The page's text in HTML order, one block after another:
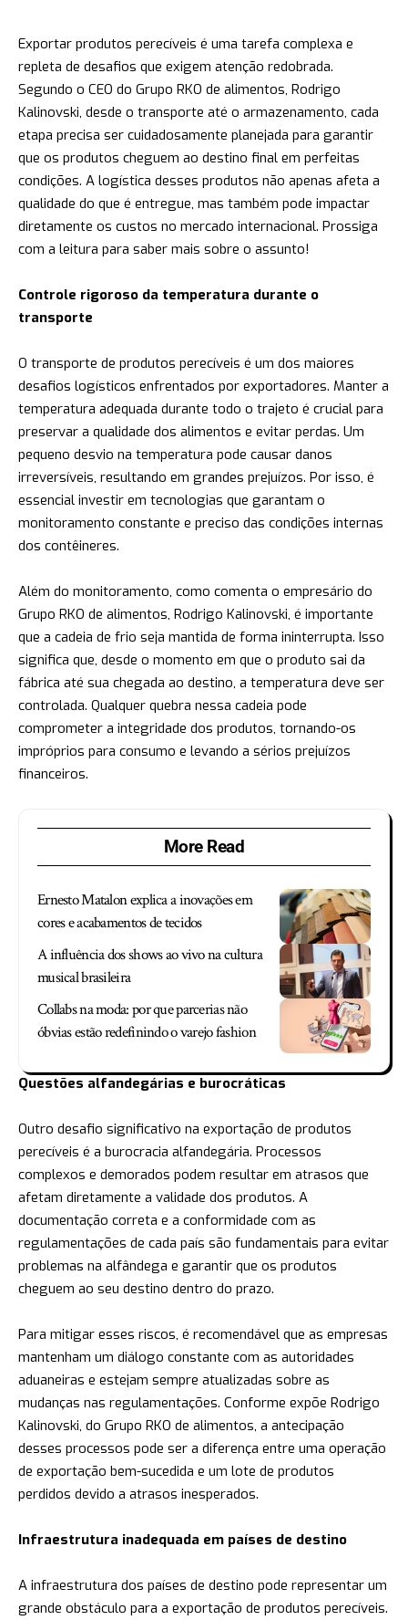
Exportar produtos perecíveis é uma tarefa complexa e
repleta de desafios que exigem atenção redobrada.
Segundo o CEO do Grupo RKO de alimentos, Rodrigo
Kalinovski, desde o transporte até o armazenamento, cada
etapa precisa ser cuidadosamente planejada para garantir
que os produtos cheguem ao destino final em perfeitas
condições. A logística desses produtos não apenas afeta a
qualidade do que é entregue, mas também pode impactar
diretamente os custos no mercado internacional. Prossiga
com a leitura para saber mais sobre o assunto!
Controle rigoroso da temperatura durante o
transporte
O transporte de produtos perecíveis é um dos maiores
desafios logísticos enfrentados por exportadores. Manter a
temperatura adequada durante todo o trajeto é crucial para
preservar a qualidade dos alimentos e evitar perdas. Um
pequeno desvio na temperatura pode causar danos
irreversíveis, resultando em grandes prejuízos. Por isso, é
essencial investir em tecnologias que garantam o
monitoramento constante e preciso das condições internas
dos contêineres.
Além do monitoramento, como comenta o empresário do
Grupo RKO de alimentos, Rodrigo Kalinovski, é importante
que a cadeia de frio seja mantida de forma ininterrupta. Isso
significa que, desde o momento em que o produto sai da
fábrica até sua chegada ao destino, a temperatura deve ser
controlada. Qualquer quebra nessa cadeia pode
comprometer a integridade dos produtos, tornando-os
impróprios para consumo e levando a sérios prejuízos
financeiros.
More Read
Ernesto Matalon explica a inovações em
cores e acabamentos de tecidos
A influência dos shows ao vivo na cultura
musical brasileira
Collabs na moda: por que parcerias não
óbvias estão redefinindo o varejo fashion
Questões alfandegárias e burocráticas
Outro desafio significativo na exportação de produtos
perecíveis é a burocracia alfandegária. Processos
complexos e demorados podem resultar em atrasos que
afetam diretamente a validade dos produtos. A
documentação correta e a conformidade com as
regulamentações de cada país são fundamentais para evitar
problemas na alfândega e garantir que os produtos
cheguem ao seu destino dentro do prazo.
Para mitigar esses riscos, é recomendável que as empresas
mantenham um diálogo constante com as autoridades
aduaneiras e estejam sempre atualizadas sobre as
mudanças nas regulamentações. Conforme expõe Rodrigo
Kalinovski, do Grupo RKO de alimentos, a antecipação
desses processos pode ser a diferença entre uma operação
de exportação bem-sucedida e um lote de produtos
perdidos devido a atrasos inesperados.
Infraestrutura inadequada em países de destino
A infraestrutura dos países de destino pode representar um
grande obstáculo para a exportação de produtos perecíveis.